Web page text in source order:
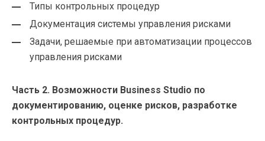
Типы контрольных процедур
Документация системы управления рисками
Задачи, решаемые при автоматизации процессов
управления рисками
Часть 2. Возможности Business Studio по
документированию, оценке рисков, разработке
контрольных процедур.